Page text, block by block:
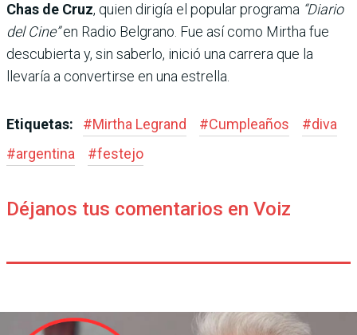
Chas de Cruz, quien dirigía el popular programa “Diario
del Cine”en Radio Belgrano. Fue así como Mirtha fue
descubierta y, sin saberlo, inició una carrera que la
llevaría a convertirse en una estrella.
Etiquetas: #Mirtha Legrand #Cumpleaños #diva
#argentina #festejo
Déjanos tus comentarios en Voiz